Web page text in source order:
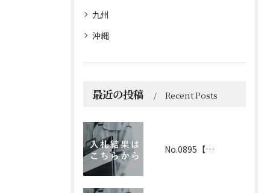
九州
沖縄
最近の投稿 Recent Posts
No.0895【京都】2026年6月1日 入札結果